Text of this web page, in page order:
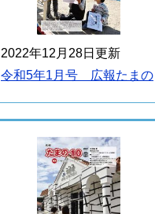
2022年12月28日更新
令和5年1月号 広報たまの